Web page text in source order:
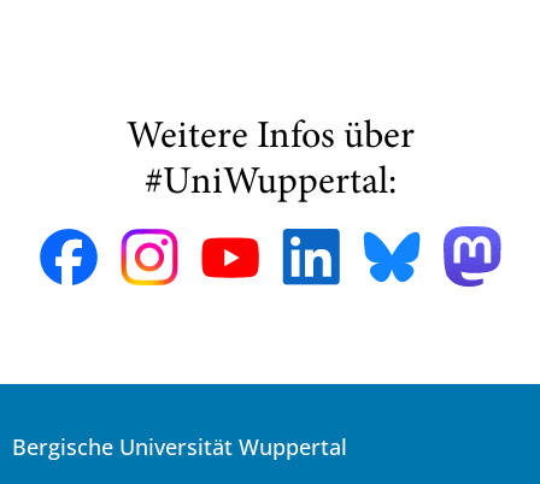
Weitere Infos über
#UniWuppertal:
Bergische Universität Wuppertal